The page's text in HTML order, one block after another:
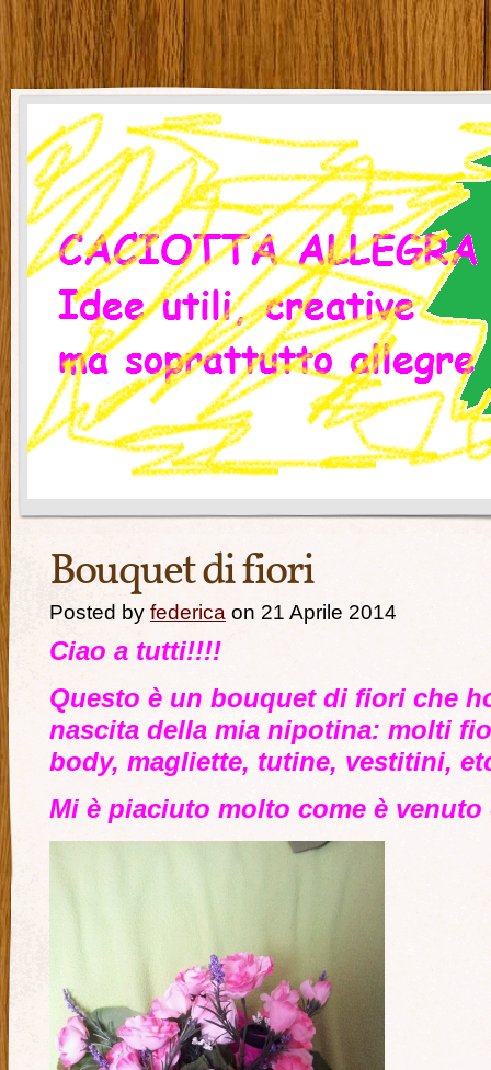
Bouquet di fiori
Posted by federica on 21 Aprile 2014
Ciao a tutti!!!!
Questo è un bouquet di fiori che
nascita della mia nipotina: molti
body, magliette, tutine, vestitini,
Mi è piaciuto molto come è venuto